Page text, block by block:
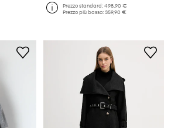
Prezzo standard:498,90 €
Prezzo più basso:359,90 €